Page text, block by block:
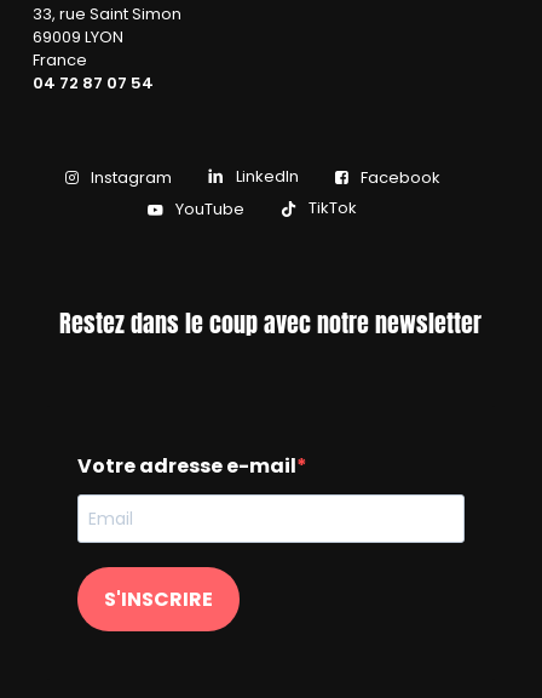
33, rue Saint Simon
69009 LYON
France
04 72 87 07 54
Instagram LinkedIn
Facebook
YouTube
TikTok
Restez dans le coup avec notre newsletter
Votre adresse e-mail
S'INSCRIRE